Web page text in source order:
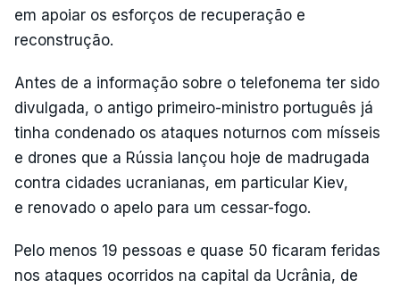
em apoiar os esforços de recuperação e
reconstrução.
Antes de a informação sobre o telefonema ter sido
divulgada, o antigo primeiro-ministro português já
tinha condenado os ataques noturnos com mísseis
e drones que a Rússia lançou hoje de madrugada
contra cidades ucranianas, em particular Kiev,
e renovado o apelo para um cessar-fogo.
Pelo menos 19 pessoas e quase 50 ficaram feridas
nos ataques ocorridos na capital da Ucrânia, de